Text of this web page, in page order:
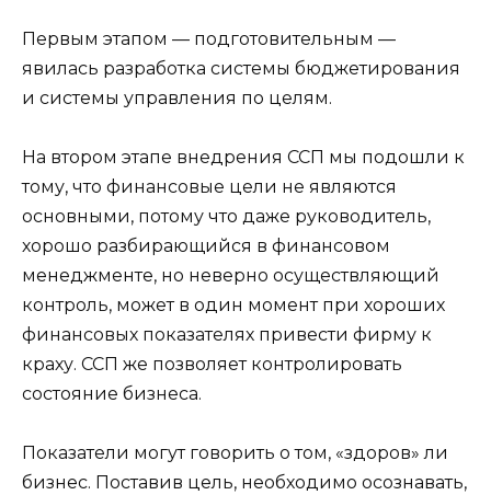
Первым этапом — подготовительным —
явилась разработка системы бюджетирования
и системы управления по целям.
На втором этапе внедрения ССП мы подошли к
тому, что финансовые цели не являются
основными, потому что даже руководитель,
хорошо разбирающийся в финансовом
менеджменте, но неверно осуществляющий
контроль, может в один момент при хороших
финансовых показателях привести фирму к
краху. ССП же позволяет контролировать
состояние бизнеса.
Показатели могут говорить о том, «здоров» ли
бизнес. Поставив цель, необходимо осознавать,